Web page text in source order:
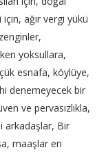
için, ağır vergi yükü
yoksullara,
esnafa, köylüye,
denemeyecek bir
ve pervasızlıkla,
arkadaşlar, Bir
maaşlar en